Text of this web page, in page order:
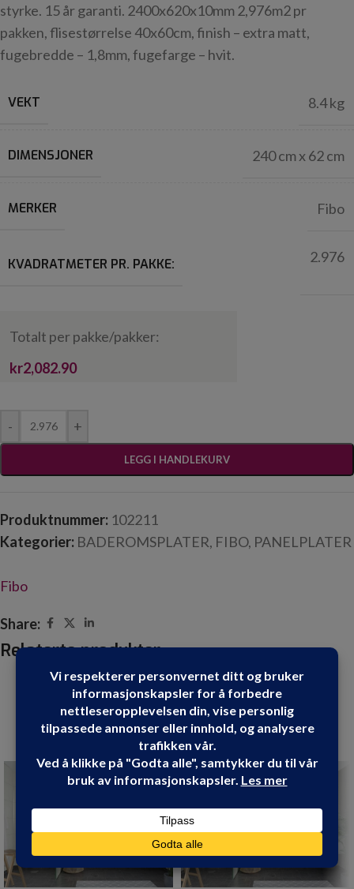
styrke. 15 år garanti. 2400x620x10mm 2,976m2 pr
pakken, flisestørrelse 40x60cm, finish – extra matt,
fugebredde – 1,8mm, fugefarge – hvit.
VEKT 8.4 kg
DIMENSJONER 240 cm x 62 cm
MERKER Fibo
KVADRATMETER PR. PAKKE: 2.976
Totalt per pakke/pakker:
kr2,082.90
- +
LEGG I HANDLEKURV
Produktnummer: 102211
Kategorier: BADEROMSPLATER, FIBO, PANELPLATER
Fibo
Share:
Relaterte produkter